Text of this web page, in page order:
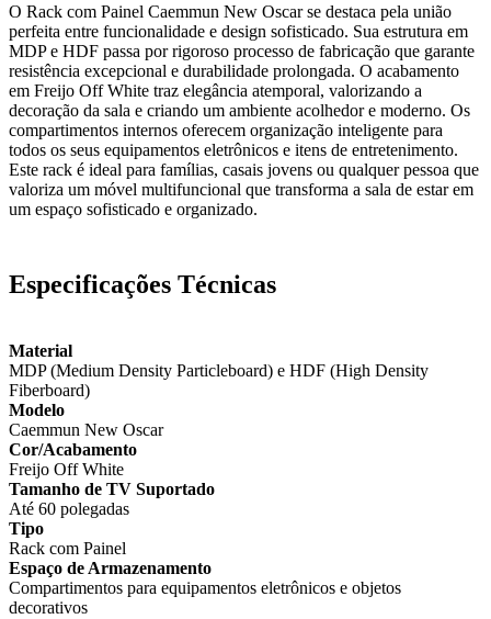
O Rack com Painel Caemmun New Oscar se destaca pela união
perfeita entre funcionalidade e design sofisticado. Sua estrutura em
MDP e HDF passa por rigoroso processo de fabricação que garante
resistência excepcional e durabilidade prolongada. O acabamento
em Freijo Off White traz elegância atemporal, valorizando a
decoração da sala e criando um ambiente acolhedor e moderno. Os
compartimentos internos oferecem organização inteligente para
todos os seus equipamentos eletrônicos e itens de entretenimento.
Este rack é ideal para famílias, casais jovens ou qualquer pessoa que
valoriza um móvel multifuncional que transforma a sala de estar em
um espaço sofisticado e organizado.
Especificações Técnicas
Material
MDP (Medium Density Particleboard) e HDF (High Density
Fiberboard)
Modelo
Caemmun New Oscar
Cor/Acabamento
Freijo Off White
Tamanho de TV Suportado
Até 60 polegadas
Tipo
Rack com Painel
Espaço de Armazenamento
Compartimentos para equipamentos eletrônicos e objetos
decorativos